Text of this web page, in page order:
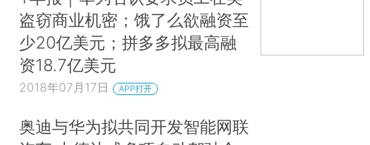
盗窃商业机密；饿了么欲融资至
少20亿美元；拼多多拟最高融
资18.7亿美元
2018年07月17日 APP打开
奥迪与华为拟共同开发智能网联